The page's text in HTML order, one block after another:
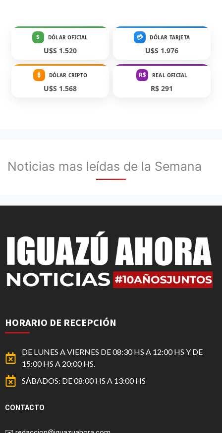
$ DÓLAR OFICIAL
U$S 1.520
💳 DÓLAR TARJETA
U$S 1.976
₿ DÓLAR CRIPTO
U$S 1.568
R$ REAL OFICIAL
R$ 291
Noticias mas leídas de la Semana
HORARIO DE RECEPCIÓN
DE LUNES A VIERNES DE 08:30 HS A 12:00 HS Y DE
15:00 HS A 20:00 HS.
SÁBADOS: DE 08:00 HS A 13:00 HS
CONTACTO